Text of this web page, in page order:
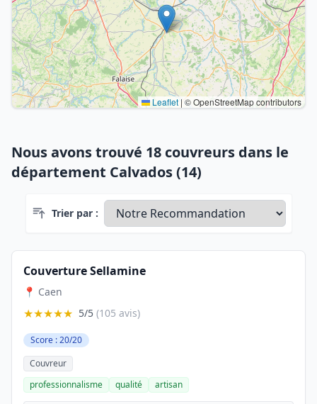
Leaflet | © OpenStreetMap contributors
Nous avons trouvé 18 couvreurs dans le
département Calvados (14)
Trier par :
Couverture Sellamine
📍 Caen
★★★★★ 5/5 (105 avis)
Score : 20/20
Couvreur
professionnalisme
qualité artisan